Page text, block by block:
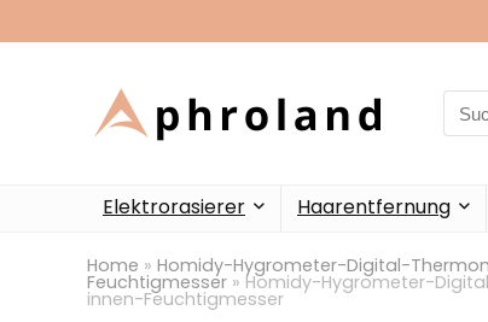
for:
Elektrorasierer Haarentfernung
Home » Homidy-Hygrometer-Digital-
Feuchtigmesser » Homidy-Hygrometer-
innen-Feuchtigmesser